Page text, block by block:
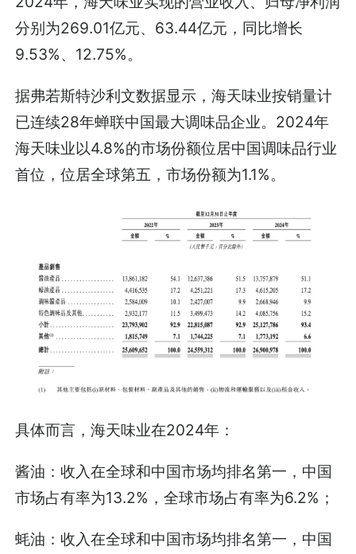
分别为269.01亿元、63.44亿元，同比增长
9.53%、12.75%。
据弗若斯特沙利文数据显示，海天味业按销量计
已连续28年蝉联中国最大调味品企业。2024年
海天味业以4.8%的市场份额位居中国调味品行业
首位，位居全球第五，市场份额为1.1%。
具体而言，海天味业在2024年：
酱油：收入在全球和中国市场均排名第一，中国
市场占有率为13.2%，全球市场占有率为6.2%；
蚝油：收入在全球和中国市场均排名第一，中国